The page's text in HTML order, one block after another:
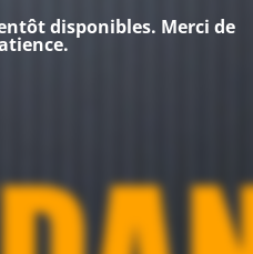
disponibles. Merci de